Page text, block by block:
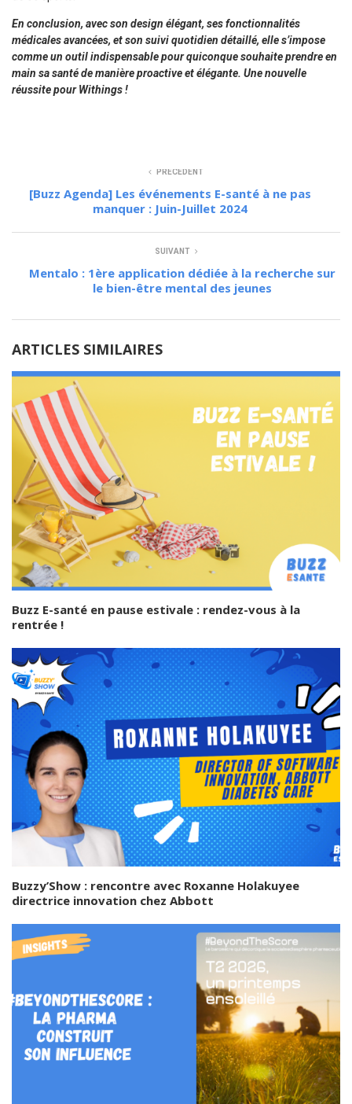
En conclusion, avec son design élégant, ses fonctionnalités
médicales avancées, et son suivi quotidien détaillé, elle s’impose
comme un outil indispensable pour quiconque souhaite prendre en
main sa santé de manière proactive et élégante. Une nouvelle
réussite pour Withings !
PRÉCÉDENT
[Buzz Agenda] Les événements E-santé à ne pas
manquer : Juin-Juillet 2024
SUIVANT
Mentalo : 1ère application dédiée à la recherche sur
le bien-être mental des jeunes
ARTICLES SIMILAIRES
Buzz E-santé en pause estivale : rendez-vous à la
rentrée !
Buzzy’Show : rencontre avec Roxanne Holakuyee
directrice innovation chez Abbott